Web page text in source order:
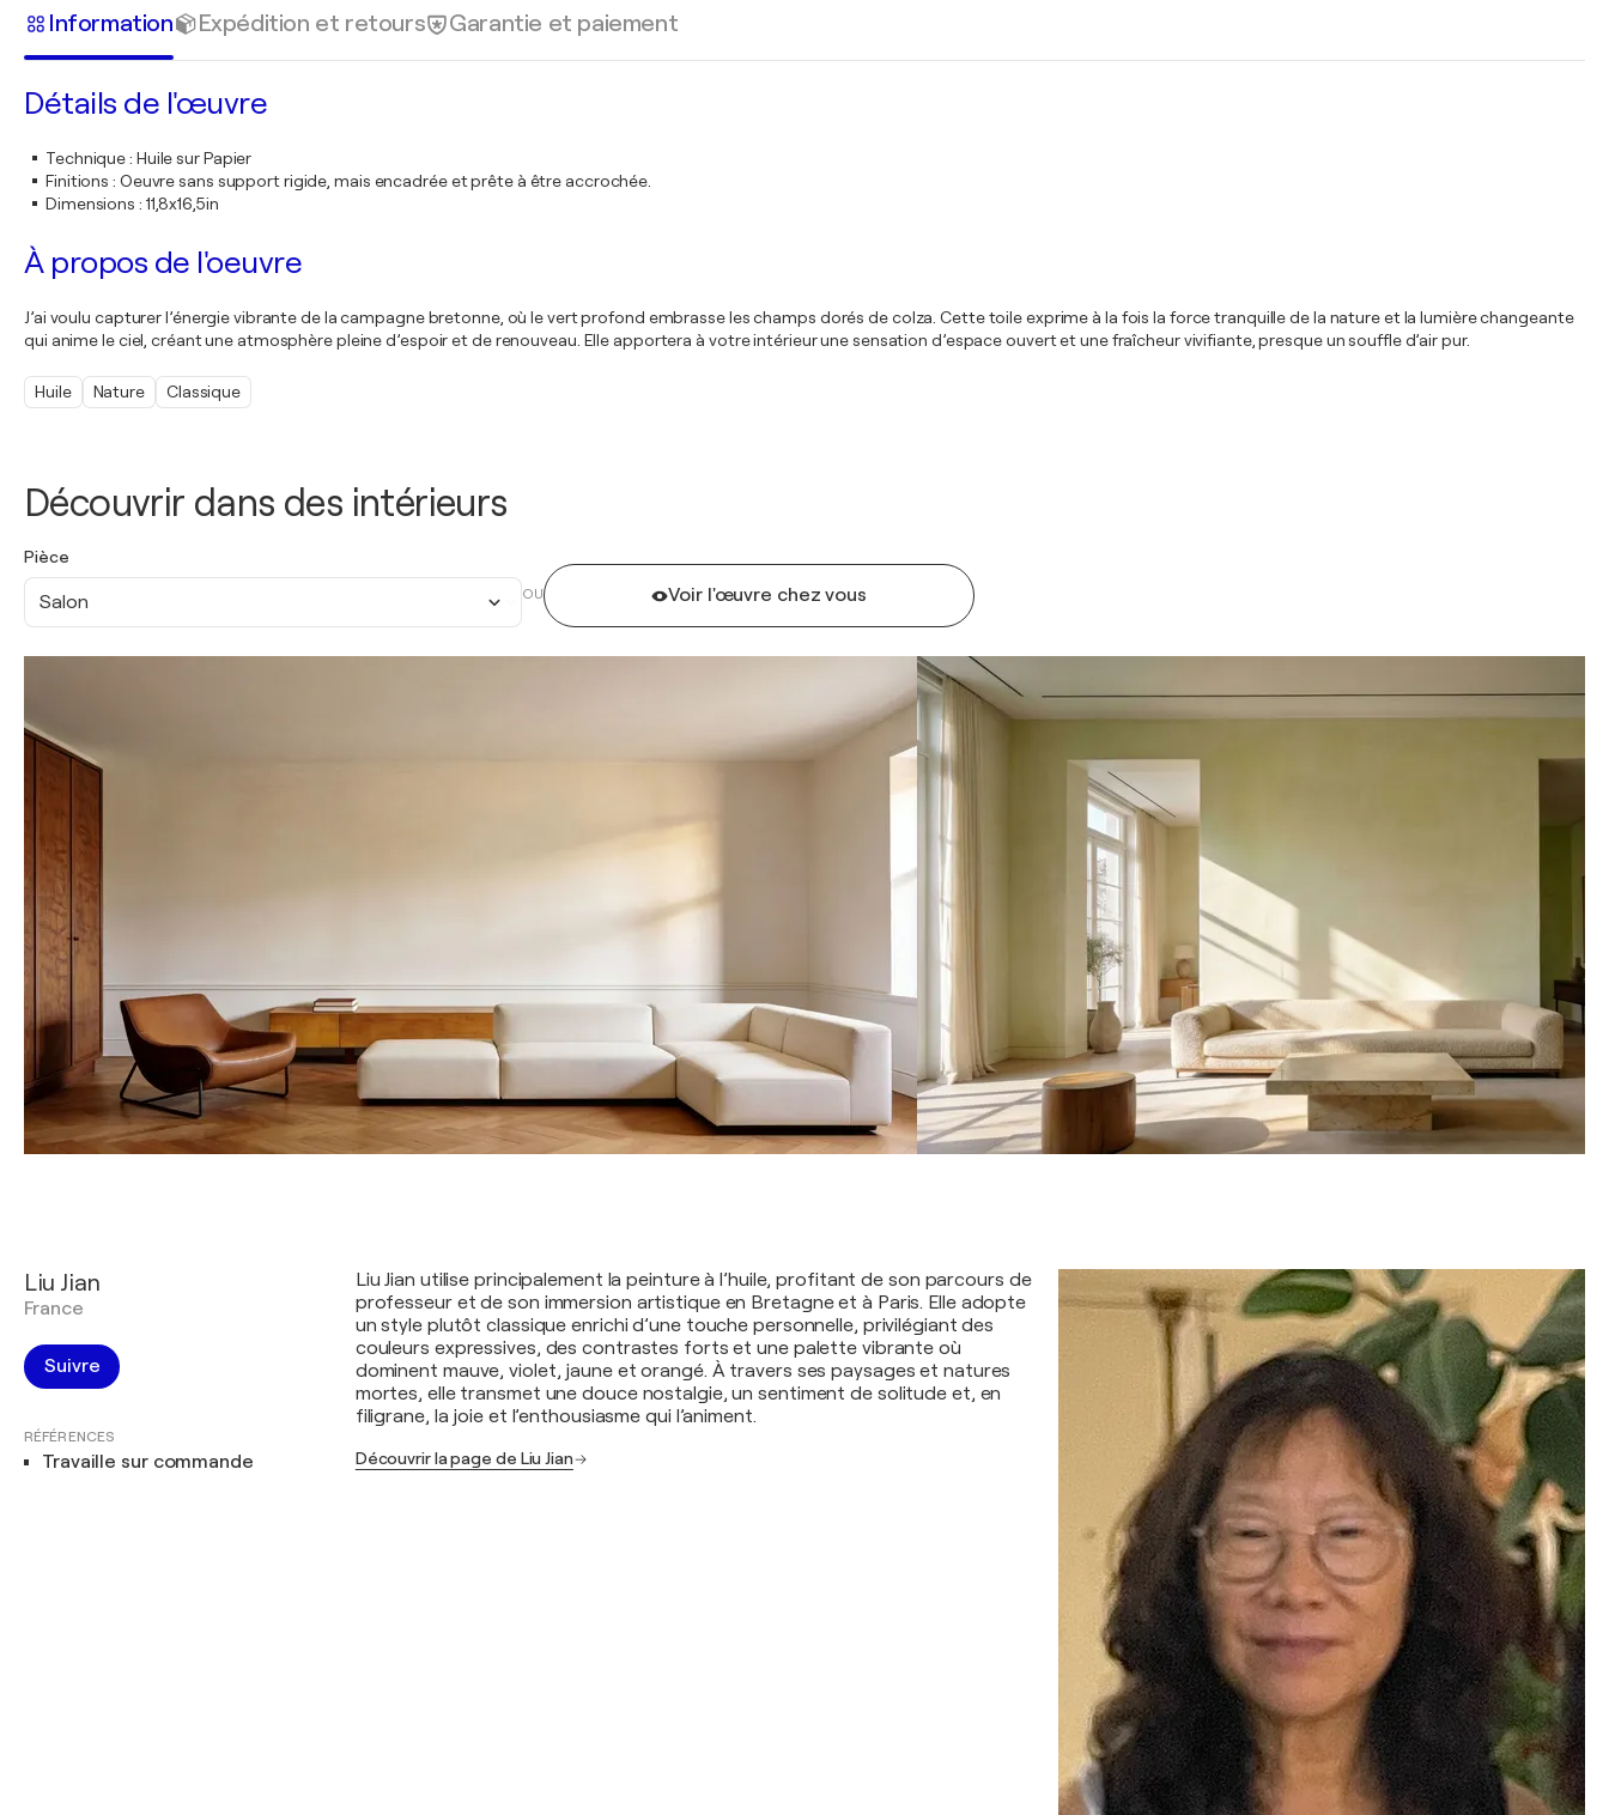
Découvrir dans des intérieurs
Pièce
Salon OU Voir l'œuvre chez vous
Information Expédition et retours Garantie et paiement
Détails de l'œuvre
Technique: Huile sur Papier
Finitions : Oeuvre sans support rigide, mais encadrée et prête à être accrochée.
Dimensions : 11,8x16,5in
À propos de l'oeuvre
J’ai voulu capturer l’énergie vibrante de la campagne bretonne, où le vert profond embrasse les champs dorés de colza. Cette toile exprime à la fois la force tranquille de la nature et la lumière changeante
qui anime le ciel, créant une atmosphère pleine d’espoir et de renouveau. Elle apportera à votre intérieur une sensation d’espace ouvert et une fraîcheur vivifiante, presque un souffle d’air pur.
Huile Nature Classique
Liu Jian
France
Suivre
RÉFÉRENCES
Travaille sur commande
Liu Jian utilise principalement la peinture à l’huile, profitant de son parcours de
professeur et de son immersion artistique en Bretagne et à Paris. Elle adopte
un style plutôt classique enrichi d’une touche personnelle, privilégiant des
couleurs expressives, des contrastes forts et une palette vibrante où
dominent mauve, violet, jaune et orangé. À travers ses paysages et natures
mortes, elle transmet une douce nostalgie, un sentiment de solitude et, en
filigrane, la joie et l’enthousiasme qui l’animent.
Découvrir la page de Liu Jian